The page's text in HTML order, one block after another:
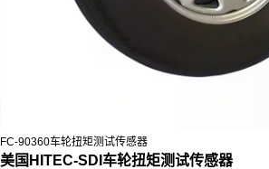
FC-90360车轮扭矩测试传感器
美国HITEC-SDI车轮扭矩测试传感器